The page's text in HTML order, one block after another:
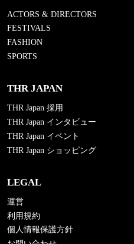
ACTORS & DIRECTORS
FESTIVALS
FASHION
SPORTS
THR JAPAN
THR Japan 採用
THR Japan インタビュー
THR Japan イベント
THR Japan ショッピング
LEGAL
運営
利用規約
個人情報保護方針